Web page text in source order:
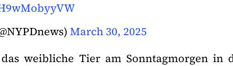
March 30, 2025
weibliche Tier am Sonntagmorgen in